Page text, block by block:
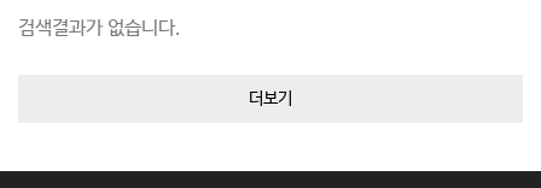
검색결과가 없습니다.
더보기